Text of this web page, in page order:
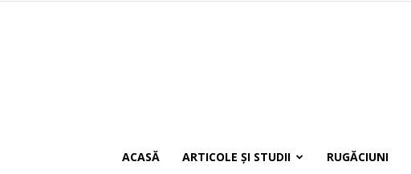
ACASĂ ARTICOLE ŞI STUDII RUGĂCIUNI